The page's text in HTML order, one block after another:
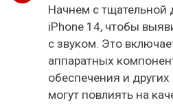
Начнем с тщательной
iPhone 14, чтобы
с звуком. Это
аппаратных
обеспечения и
могут повлиять на